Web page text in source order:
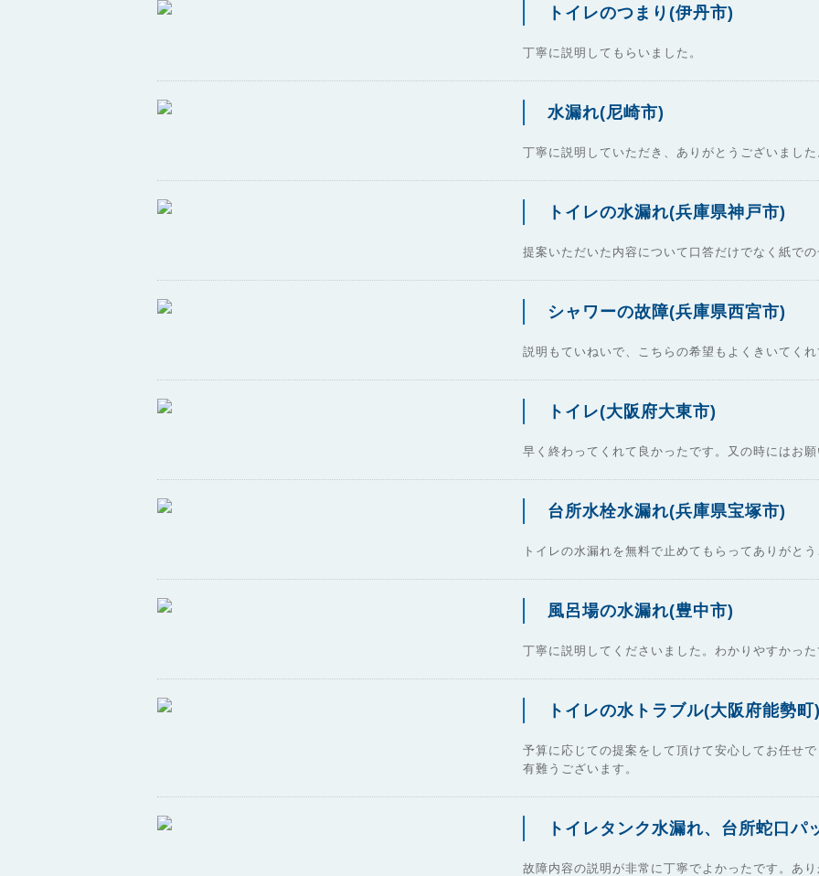
トイレのつまり(伊丹市)
丁寧に説明してもらいました。
水漏れ(尼崎市)
丁寧に説明していただき、ありがとうございました
トイレの水漏れ(兵庫県神戸市)
提案いただいた内容について口答だけでなく紙で
シャワーの故障(兵庫県西宮市)
説明もていねいで、こちらの希望もよくきいてくれ
トイレ(大阪府大東市)
早く終わってくれて良かったです。又の時にはお願
台所水栓水漏れ(兵庫県宝塚市)
トイレの水漏れを無料で止めてもらってありがとう
風呂場の水漏れ(豊中市)
丁寧に説明してくださいました。わかりやすかっ
トイレの水トラブル(大阪府能勢町)
予算に応じての提案をして頂けて安心してお任せで
有難うございます。
トイレタンク水漏れ、台所蛇口パ
故障内容の説明が非常に丁寧でよかったです。あり